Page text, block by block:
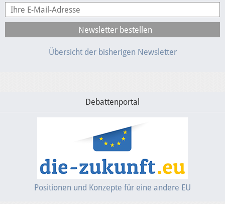
Übersicht der bisherigen Newsletter
Debattenportal
Positionen und Konzepte für eine andere EU